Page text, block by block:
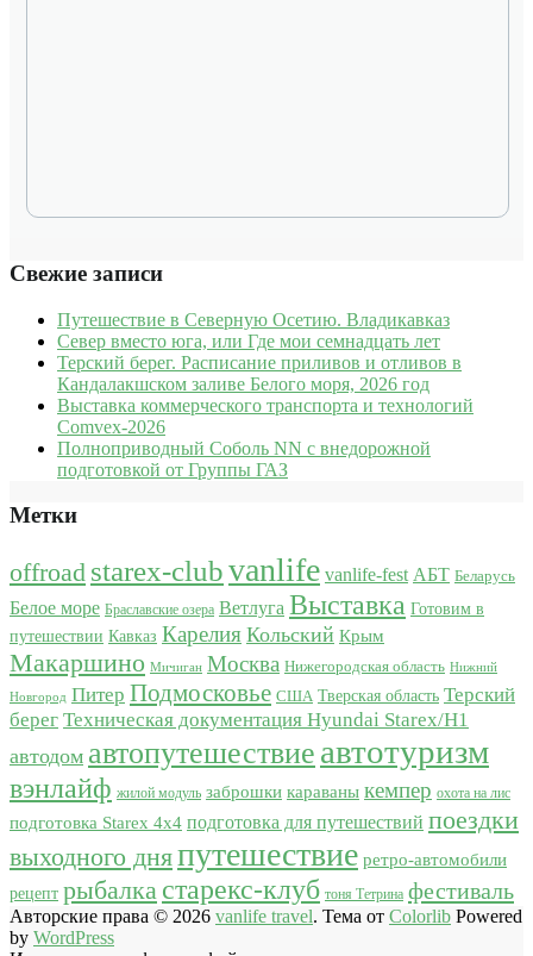
Свежие записи
Путешествие в Северную Осетию. Владикавказ
Север вместо юга, или Где мои семнадцать лет
Терский берег. Расписание приливов и отливов в
Кандалакшском заливе Белого моря, 2026 год
Выставка коммерческого транспорта и технологий
Comvex-2026
Полноприводный Соболь NN с внедорожной
подготовкой от Группы ГАЗ
Метки
offroad starex-clubvanlife vanlife-fest АБТ Беларусь
Белое море Браславские озера Ветлуга Выставка Готовим в
путешествии Кавказ Карелия Кольский Крым
Макаршино Мичиган Москва Нижегородская область Нижний
Новгород Питер Подмосковье США Тверская область Терский
берег Техническая документация Hyundai Starex/H1
автодом автопутешествие автотуризм
вэнлайф жилой модуль заброшки караваны кемпер охота на лис
подготовка Starex 4x4 подготовка для путешествий поездки
выходного дняпутешествие ретро-автомобили
рецепт рыбалка старекс-клуб тоня Тетрина фестиваль
Авторские права © 2026 vanlife travel. Тема от Colorlib Powered
by WordPress